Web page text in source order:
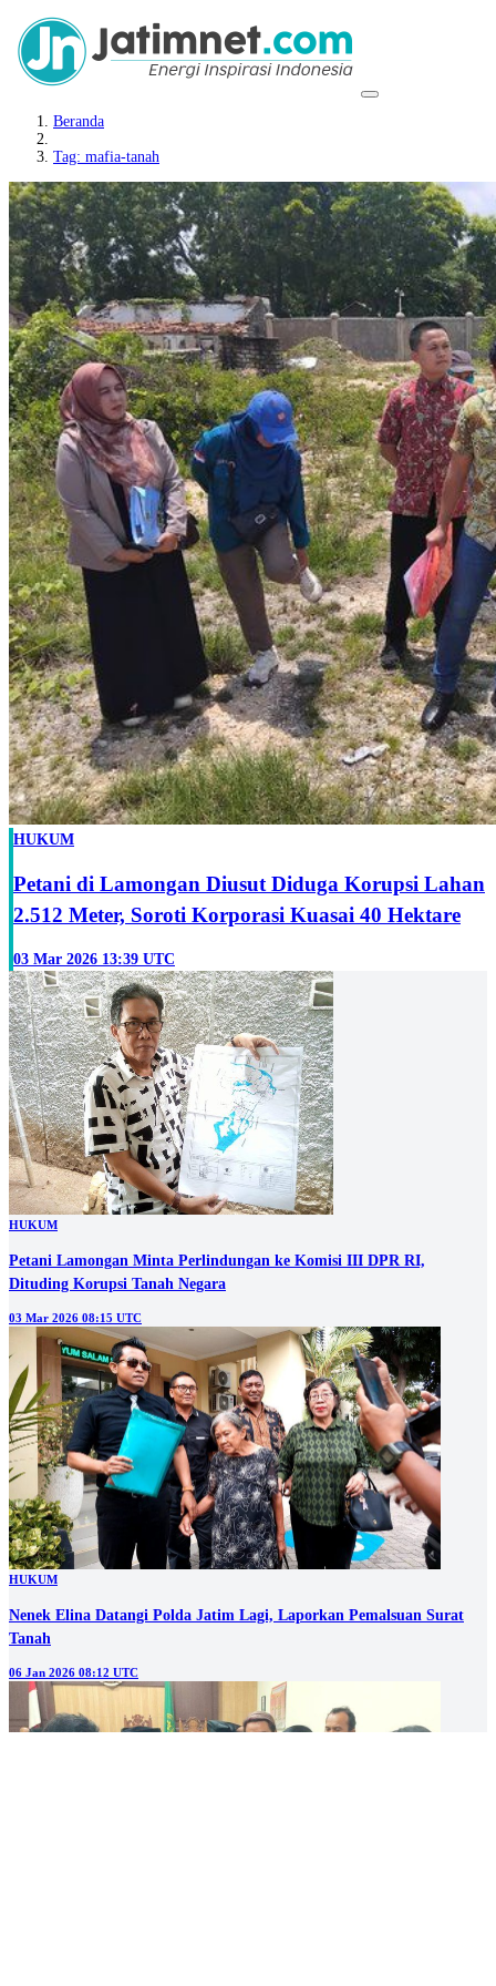
Beranda
Tag: mafia-tanah
HUKUM
Petani di Lamongan Diusut Diduga Korupsi Lahan
2.512 Meter, Soroti Korporasi Kuasai 40 Hektare
03 Mar 2026 13:39 UTC
HUKUM
Petani Lamongan Minta Perlindungan ke Komisi III DPR RI,
Dituding Korupsi Tanah Negara
03 Mar 2026 08:15 UTC
HUKUM
Nenek Elina Datangi Polda Jatim Lagi, Laporkan Pemalsuan Surat
Tanah
06 Jan 2026 08:12 UTC